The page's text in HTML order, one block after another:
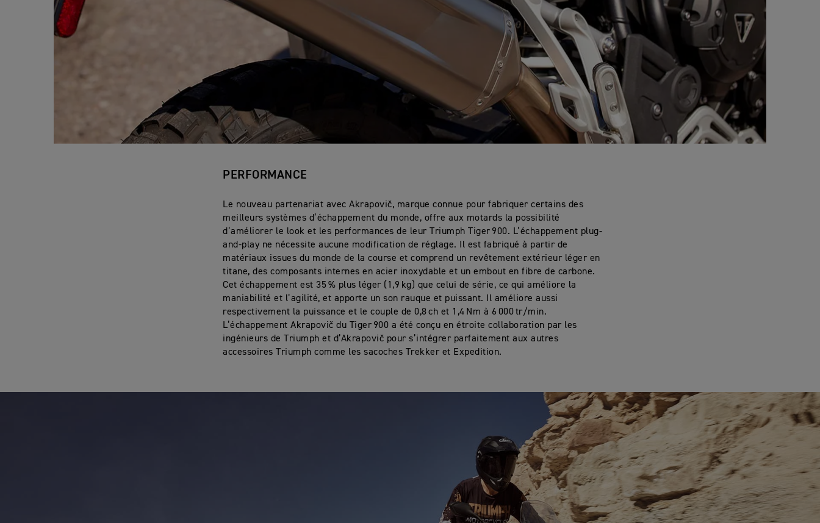
PERFORMANCE
Le nouveau partenariat avec Akrapovič, marque connue pour fabriquer certains des
meilleurs systèmes d’échappement du monde, offre aux motards la possibilité
d’améliorer le look et les performances de leur Triumph Tiger 900. L’échappement plug-
and-play ne nécessite aucune modification de réglage. Il est fabriqué à partir de
matériaux issues du monde de la course et comprend un revêtement extérieur léger en
titane, des composants internes en acier inoxydable et un embout en fibre de carbone.
Cet échappement est 35 % plus léger (1,9 kg) que celui de série, ce qui améliore la
maniabilité et l’agilité, et apporte un son rauque et puissant. Il améliore aussi
respectivement la puissance et le couple de 0,8 ch et 1,4 Nm à 6 000 tr/min.
L’échappement Akrapovič du Tiger 900 a été conçu en étroite collaboration par les
ingénieurs de Triumph et d’Akrapovič pour s’intégrer parfaitement aux autres
accessoires Triumph comme les sacoches Trekker et Expedition.